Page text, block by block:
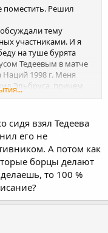
поместить. Решил
тему
участниками. И я
на туше бурята
Тедеевым в матче
Наций 1998 г. Меня
Эльбруса, причем
не знал, никогда
советую прочитать:
... t&fid=6893
сидя взял Тедеева
его не
А потом как
борцы делают
то 100 %